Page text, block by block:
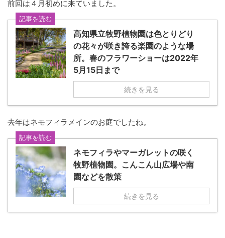
前回は４月初めに来ていました。
記事を読む
高知県立牧野植物園は色とりどり
の花々が咲き誇る楽園のような場
所。春のフラワーショーは2022年
5月15日まで
続きを見る
去年はネモフィラメインのお庭でしたね。
記事を読む
ネモフィラやマーガレットの咲く
牧野植物園。こんこん山広場や南
園などを散策
続きを見る